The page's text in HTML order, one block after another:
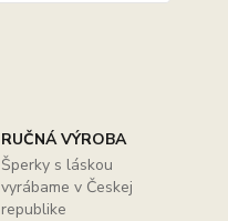
RUČNÁ VÝROBA
Šperky s láskou
vyrábame v Českej
republike